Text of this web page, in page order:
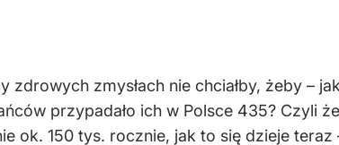
zdrowych zmysłach nie chciałby, żeby –
przypadało ich w Polsce 435? Czyli
ok. 150 tys. rocznie, jak to się dzieje